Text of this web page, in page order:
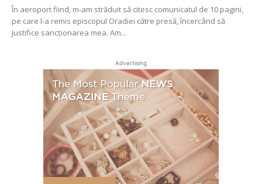
În aeroport fiind, m-am străduit să citesc comunicatul de 10 pagini,
pe care l-a remis episcopul Oradiei către presă, încercând să
justifice sancționarea mea. Am...
Advertising